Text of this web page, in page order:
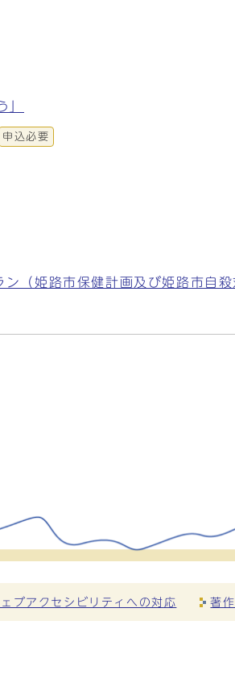
」
申込必要
（姫路市保健計画及び姫路市自殺
ブアクセシビリティへの対応 著